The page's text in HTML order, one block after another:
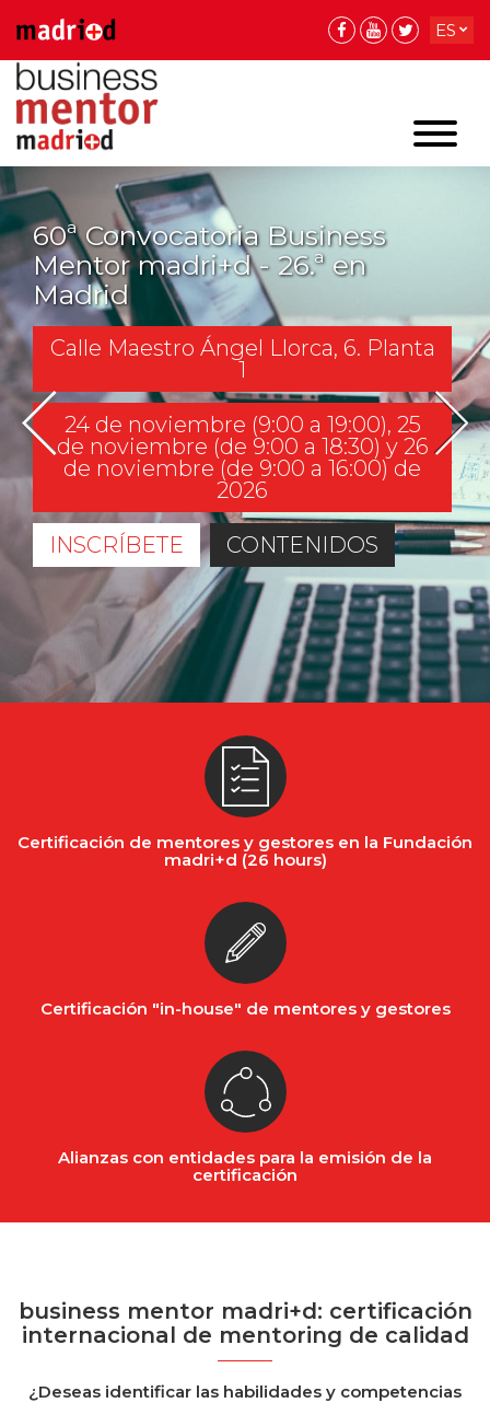
ES
EN
60ª Convocatoria Business
Mentor madri+d - 26.ª en
Madrid
Calle Maestro Ángel Llorca, 6. Planta
1
24 de noviembre (9:00 a 19:00), 25
de noviembre (de 9:00 a 18:30) y 26
de noviembre (de 9:00 a 16:00) de
2026
INSCRÍBETE CONTENIDOS
Certificación de mentores y gestores en la Fundación
madri+d (26 hours)
Certificación "in-house" de mentores y gestores
Alianzas con entidades para la emisión de la
certificación
business mentor madri+d: certificación
internacional de mentoring de calidad
¿Deseas identificar las habilidades y competencias